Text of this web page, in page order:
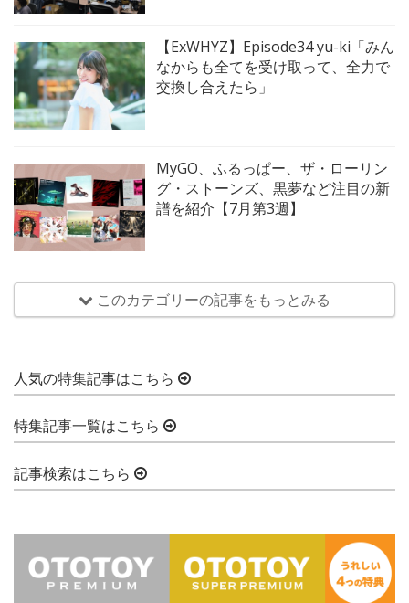
【ExWHYZ】Episode34 yu-ki「みん
なからも全てを受け取って、全力で
交換し合えたら」
MyGO、ふるっぱー、ザ・ローリン
グ・ストーンズ、黒夢など注目の新
譜を紹介【7月第3週】
このカテゴリーの記事をもっとみる
人気の特集記事はこちら
特集記事一覧はこちら
記事検索はこちら